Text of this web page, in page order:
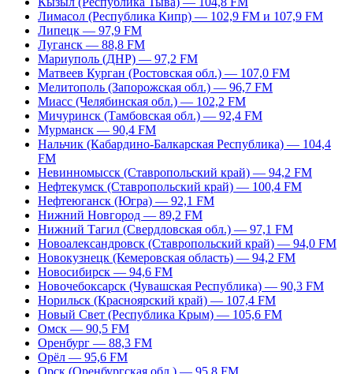
Лимасол (Республика Кипр) — 102,9 FM и 107,9 FM
Липецк — 97,9 FM
Луганск — 88,8 FM
Мариуполь (ДНР) — 97,2 FM
Матвеев Курган (Ростовская обл.) — 107,0 FM
Мелитополь (Запорожская обл.) — 96,7 FM
Миасс (Челябинская обл.) — 102,2 FM
Мичуринск (Тамбовская обл.) — 92,4 FM
Мурманск — 90,4 FM
Нальчик (Кабардино-Балкарская Республика) — 104,4
FM
Невинномысск (Ставропольский край) — 94,2 FM
Нефтекумск (Ставропольский край) — 100,4 FM
Нефтеюганск (Югра) — 92,1 FM
Нижний Новгород — 89,2 FM
Нижний Тагил (Свердловская обл.) — 97,1 FM
Новоалександровск (Ставропольский край) — 94,0 FM
Новокузнецк (Кемеровская область) — 94,2 FM
Новосибирск — 94,6 FM
Новочебоксарск (Чувашская Республика) — 90,3 FM
Норильск (Красноярский край) — 107,4 FM
Новый Свет (Республика Крым) — 105,6 FM
Омск — 90,5 FM
Оренбург — 88,3 FM
Орёл — 95,6 FM
Орск (Оренбургская обл.) — 95,8 FM